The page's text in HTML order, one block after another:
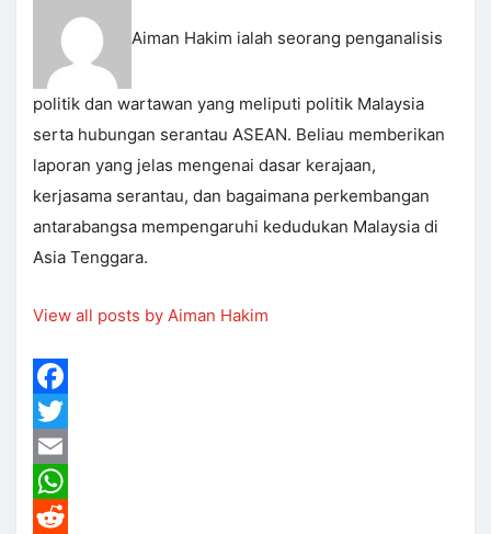
Aiman Hakim ialah seorang penganalisis
politik dan wartawan yang meliputi politik Malaysia
serta hubungan serantau ASEAN. Beliau memberikan
laporan yang jelas mengenai dasar kerajaan,
kerjasama serantau, dan bagaimana perkembangan
antarabangsa mempengaruhi kedudukan Malaysia di
Asia Tenggara.
View all posts by Aiman Hakim
Facebook
Twitter
Email
WhatsApp